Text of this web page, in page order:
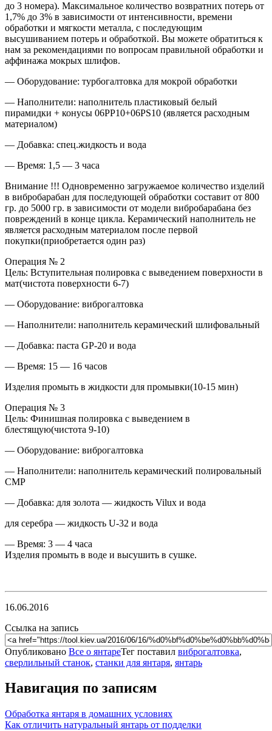
до 3 номера). Максимальное количество возвратних потерь от
1,7% до 3% в зависимости от интенсивности, времени
обработки и мягкости металла, с последующим
высушиванием потерь и обработкой. Вы можете обратиться к
нам за рекомендациями по вопросам правильной обработки и
аффинажа мокрых шлифов.
— Оборудование: турбогалтовка для мокрой обработки
— Наполнители: наполнитель пластиковый белый
пирамидки + конусы 06РР10+06PS10 (является расходным
материалом)
— Добавка: спец.жидкость и вода
— Время: 1,5 — 3 часа
Внимание !!! Одновременно загружаемое количество изделий
в вибробарабан для последующей обработки составит от 800
гр. до 5000 гр. в зависимости от модели вибробарабана без
повреждений в конце цикла. Керамический наполнитель не
является расходным материалом после первой
покупки(приобретается один раз)
Операция № 2
Цель: Вступительная полировка с выведением поверхности в
мат(чистота поверхности 6-7)
— Оборудование: виброгалтовка
— Наполнители: наполнитель керамический шлифовальный
— Добавка: паста GP-20 и вода
— Время: 15 — 16 часов
Изделия промыть в жидкости для промывки(10-15 мин)
Операция № 3
Цель: Финишная полировка с выведением в
блестящую(чистота 9-10)
— Оборудование: виброгалтовка
— Наполнители: наполнитель керамический полировальный
CMР
— Добавка: для золота — жидкость Vilux и вода
для серебра — жидкость U-32 и вода
— Время: 3 — 4 часа
Изделия промыть в воде и высушить в сушке.
16.06.2016
Ссылка на запись
Опубликовано Все о янтареТег поставил виброгалтовка,
сверлильный станок, станки для янтаря, янтарь
Навигация по записям
Обработка янтаря в домашних условиях
Как отличить натуральный янтарь от подделки